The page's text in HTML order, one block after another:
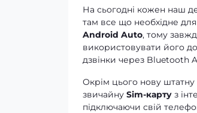
На сьогодні кожен наш
там все що необхідне
Android Auto, тому
використовувати його
дзвінки через Bluetooth
Окрім цього нову
звичайну Sim-карту з
підключаючи свій